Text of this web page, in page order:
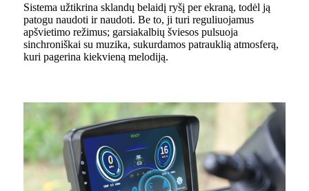
Sistema užtikrina sklandų belaidį ryšį per ekraną, todėl ją
patogu naudoti ir naudoti. Be to, ji turi reguliuojamus
apšvietimo režimus; garsiakalbių šviesos pulsuoja
sinchroniškai su muzika, sukurdamos patrauklią atmosferą,
kuri pagerina kiekvieną melodiją.